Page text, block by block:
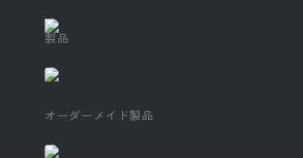
製品
オーダーメイド製品